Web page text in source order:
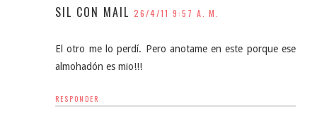
SIL CON MAIL 26/4/11 9:57 A. M.
El otro me lo perdí. Pero anotame en este porque ese
almohadón es mio!!!
RESPONDER